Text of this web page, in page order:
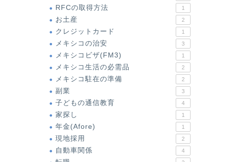
RFCの取得方法 1
お土産 2
クレジットカード 1
メキシコの治安 3
メキシコビザ(FM3) 1
メキシコ生活の必需品 2
メキシコ駐在の準備 2
副業 3
子どもの通信教育 4
家探し 1
年金(Afore) 1
現地採用 2
自動車関係 4